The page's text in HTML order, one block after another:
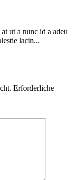
ut a nunc id a adeu
lacin...
Erforderliche